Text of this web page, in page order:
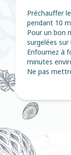
Préchauffer
pendant 10
Pour un bon
surgelées
Enfournez à
minutes
Ne pas